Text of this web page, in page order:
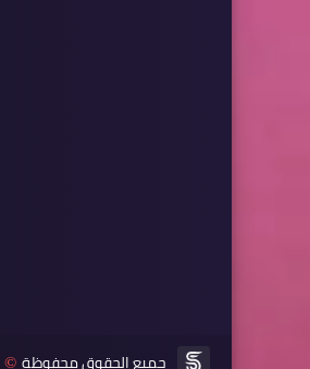
جميع الحقوق محفوظة ©